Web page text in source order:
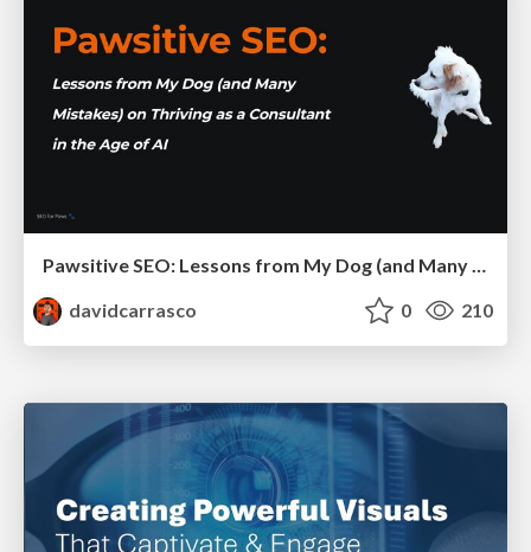
Pawsitive SEO: Lessons from My Dog (and Many Mistakes) on Thriving as a Consultant in the Age of AI
davidcarrasco
0 210